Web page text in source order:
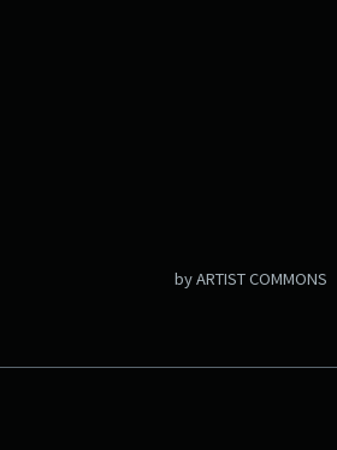
by ARTIST COMMONS